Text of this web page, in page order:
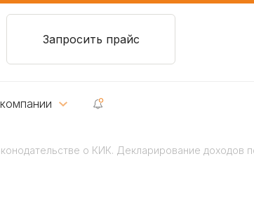
Запросить прайс
о КИК. Декларирование доходов